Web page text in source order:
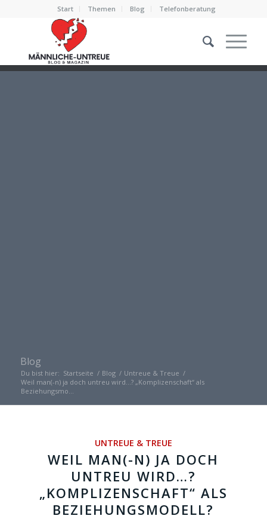
Start Themen Blog Telefonberatung
Blog
Du bist hier: Startseite / Blog / Untreue & Treue /
Weil man(-n) ja doch untreu wird…? „Komplizenschaft“ als
Beziehungsmo...
UNTREUE & TREUE
WEIL MAN(-N) JA DOCH
UNTREU WIRD…?
„KOMPLIZENSCHAFT“ ALS
BEZIEHUNGSMODELL?